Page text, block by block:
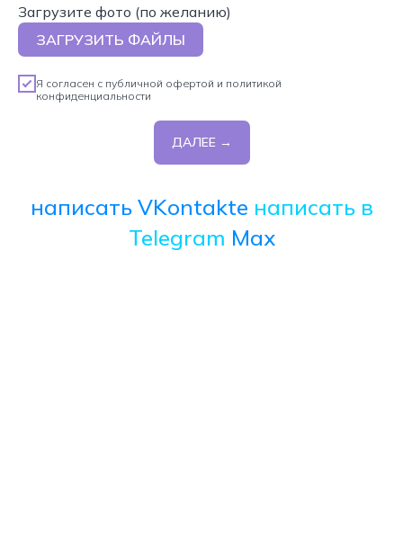
Загрузите фото (по желанию)
ЗАГРУЗИТЬ ФАЙЛЫ
Я согласен с публичной офертой и политикой
конфиденциальности
ДАЛЕЕ →
написать VKontakte написать в
Telegram Max